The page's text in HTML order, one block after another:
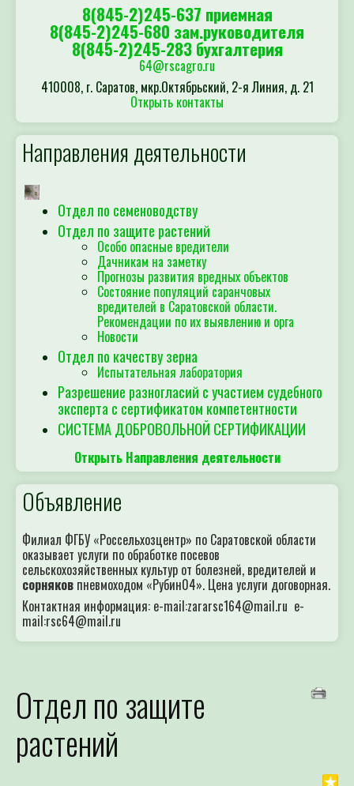
8(845-2)245-637 приемная
8(845-2)245-680 зам.руководителя
8(845-2)245-283 бухгалтерия
64@rscagro.ru
410008, г. Саратов, мкр.Октябрьский, 2-я Линия, д. 21
Открыть контакты
Направления деятельности
Отдел по семеноводству
Отдел по защите растений
Особо опасные вредители
Дачникам на заметку
Прогнозы развития вредных объектов
Состояние популяций саранчовых
вредителей в Саратовской области.
Рекомендации по их выявлению и орга
Новости
Отдел по качеству зерна
Испытательная лаборатория
Разрешение разногласий с участием судебного
эксперта с сертификатом компетентности
СИСТЕМА ДОБРОВОЛЬНОЙ СЕРТИФИКАЦИИ
Открыть Направления деятельности
Объявление
Филиал ФГБУ «Россельхозцентр» по Саратовской области
оказывает услуги по обработке посевов
сельскохозяйственных культур от болезней, вредителей и
сорняков пневмоходом «Рубин04». Цена услуги договорная.
Контактная информация: e-mail:zararsc164@mail.ru e-
mail:rsc64@mail.ru
Отдел по защите
растений